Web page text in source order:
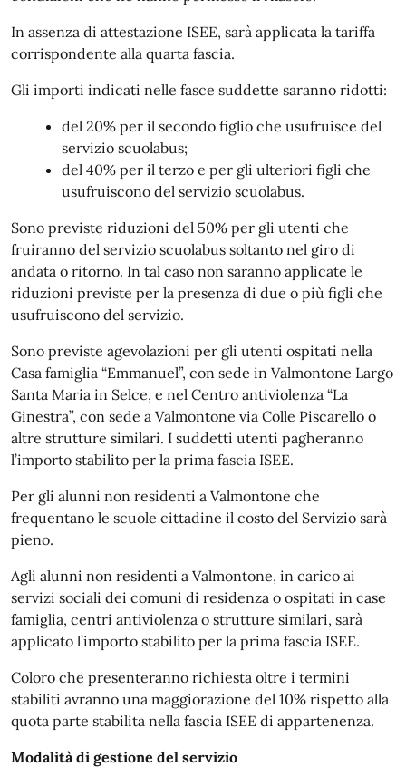
In assenza di attestazione ISEE, sarà applicata la tariffa
corrispondente alla quarta fascia.
Gli importi indicati nelle fasce suddette saranno ridotti:
del 20% per il secondo figlio che usufruisce del
servizio scuolabus;
del 40% per il terzo e per gli ulteriori figli che
usufruiscono del servizio scuolabus.
Sono previste riduzioni del 50% per gli utenti che
fruiranno del servizio scuolabus soltanto nel giro di
andata o ritorno. In tal caso non saranno applicate le
riduzioni previste per la presenza di due o più figli che
usufruiscono del servizio.
Sono previste agevolazioni per gli utenti ospitati nella
Casa famiglia “Emmanuel”, con sede in Valmontone Largo
Santa Maria in Selce, e nel Centro antiviolenza “La
Ginestra”, con sede a Valmontone via Colle Piscarello o
altre strutture similari. I suddetti utenti pagheranno
l’importo stabilito per la prima fascia ISEE.
Per gli alunni non residenti a Valmontone che
frequentano le scuole cittadine il costo del Servizio sarà
pieno.
Agli alunni non residenti a Valmontone, in carico ai
servizi sociali dei comuni di residenza o ospitati in case
famiglia, centri antiviolenza o strutture similari, sarà
applicato l’importo stabilito per la prima fascia ISEE.
Coloro che presenteranno richiesta oltre i termini
stabiliti avranno una maggiorazione del 10% rispetto alla
quota parte stabilita nella fascia ISEE di appartenenza.
Modalità di gestione del servizio